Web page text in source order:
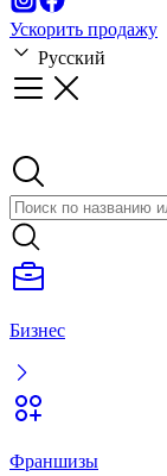
Ускорить продажу
Русский
Бизнес
Франшизы